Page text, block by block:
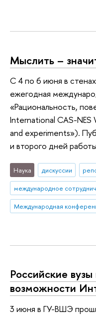
Мыслить –
С 4 по 6 июня в
ежегодная
«Рациональность,
International CAS-NES
and experiments»).
и второго дней
Наука дискуссии
международное
Международная
Российские
возможности
3 июня в ГУ-ВШЭ